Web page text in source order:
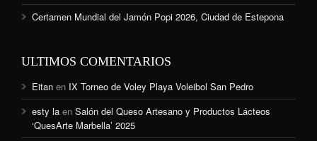
Certamen Mundial del Jamón Popi 2026, Ciudad de Estepona
ULTIMOS COMENTARIOS
Eitan en IX Torneo de Voley Playa Voleibol San Pedro
esty la en Salón del Queso Artesano y Productos Lácteos
‘QuesArte Marbella’ 2025